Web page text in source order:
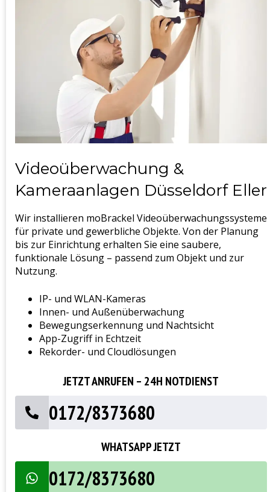
Videoüberwachung &
Kameraanlagen Düsseldorf Eller
Wir installieren moBrackel Videoüberwachungssysteme
für private und gewerbliche Objekte. Von der Planung
bis zur Einrichtung erhalten Sie eine saubere,
funktionale Lösung – passend zum Objekt und zur
Nutzung.
IP- und WLAN-Kameras
Innen- und Außenüberwachung
Bewegungserkennung und Nachtsicht
App-Zugriff in Echtzeit
Rekorder- und Cloudlösungen
JETZT ANRUFEN – 24H NOTDIENST
0172/8373680
WHATSAPP JETZT
0172/8373680